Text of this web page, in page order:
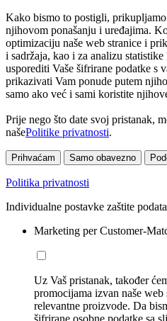
Kako bismo to postigli,
njihovom ponašanju i uređajima.
optimizaciju naše web stranice i
i sadržaja, kao i za analizu
usporediti Vaše šifrirane podatke s
prikazivati Vam ponude putem
samo ako već i sami koristite
Prije nego što date svoj pristanak,
našePolitike privatnosti.
Prihvaćam Samo obavezno
Politika privatnosti
Individualne postavke zaštite
Marketing per Customer-
Uz Vaš pristanak, također
promocijama izvan naše
relevantne proizvode. Da